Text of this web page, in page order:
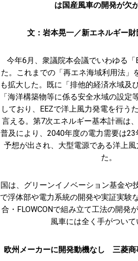
は国産風車の開発が欠
文：岩本晃一／新エネルギー
今年6月、衆議院本会議でいわゆる「
た。これまでの「再エネ海域利用法」
も拡大した。既に「排他的経済水域及
「海洋構築物等に係る安全水域の設定
しており、EEZで洋上風力発電を行う
言える。第7次エネルギー基本計画は
普及により、2040年度の電力需要は
予想が出され、大型電源である洋上
た。
国は、グリーンイノベーション基金や
で浮体部や電力系統の開発や実証実験
合・FLOWCONで組み立て工法の開発
風車には全く手がついて
欧州メーカーに開発動機なし 三菱商